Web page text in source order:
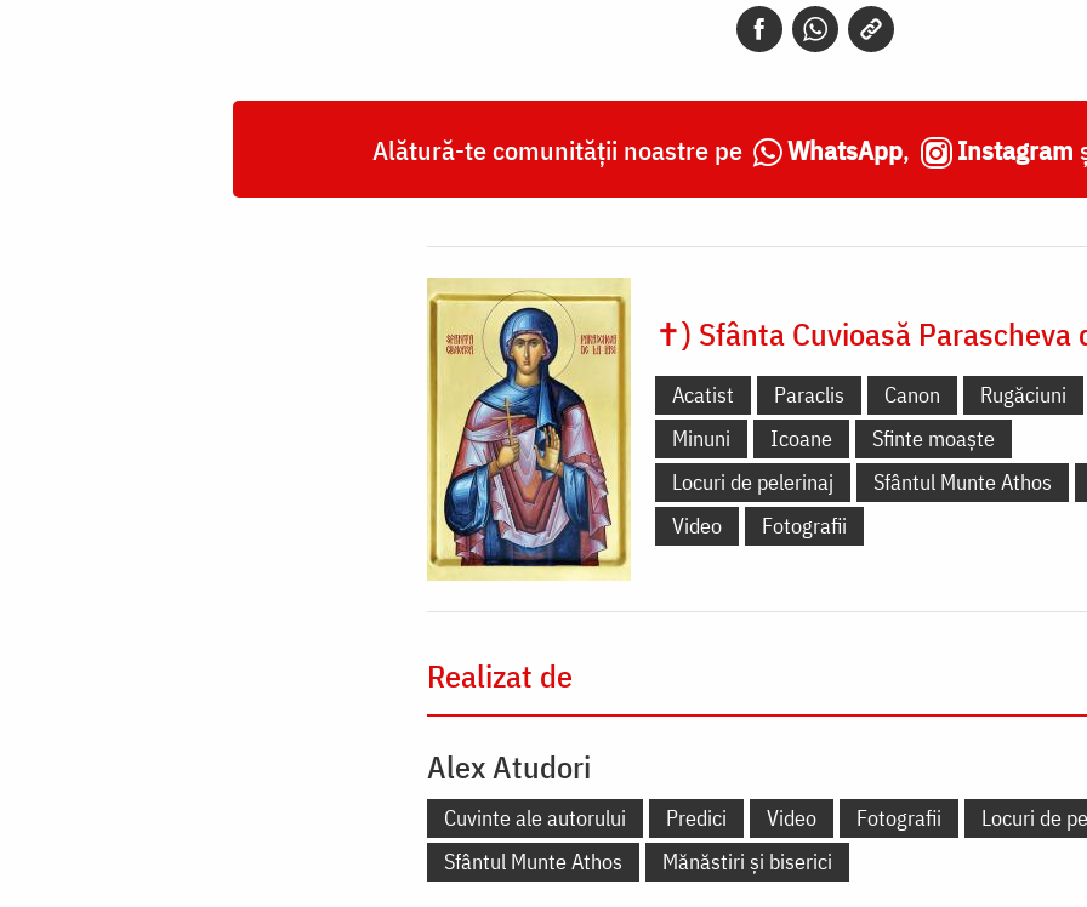
Alătură-te comunității noastre pe WhatsApp, Instagram
✝) Sfânta Cuvioasă Parascheva
Acatist Paraclis Canon Rugăciuni
Minuni
Icoane
Sfinte moaște
Locuri de pelerinaj
Sfântul Munte Athos
Video
Fotografii
Realizat de
Alex Atudori
Cuvinte ale autorului Predici Video Fotografii
Locuri de
Sfântul Munte Athos
Mănăstiri și biserici